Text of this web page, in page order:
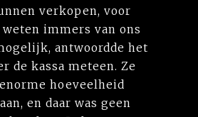
verkopen, voor
weten immers van ons
antwoordde het
de kassa meteen. Ze
hoeveelheid
en daar was geen